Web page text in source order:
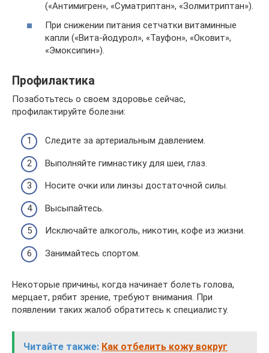
(«Антимигрен», «Суматриптан», «Золмитриптан»).
При снижении питания сетчатки витаминные
капли («Вита-йодурол», «Тауфон», «Оковит»,
«Эмоксипин»).
Профилактика
Позаботьтесь о своем здоровье сейчас,
профилактируйте болезни:
Следите за артериальным давлением.
Выполняйте гимнастику для шеи, глаз.
Носите очки или линзы достаточной силы.
Высыпайтесь.
Исключайте алкоголь, никотин, кофе из жизни.
Занимайтесь спортом.
Некоторые причины, когда начинает болеть голова,
мерцает, рябит зрение, требуют внимания. При
появлении таких жалоб обратитесь к специалисту.
Читайте также: Как отбелить кожу вокруг